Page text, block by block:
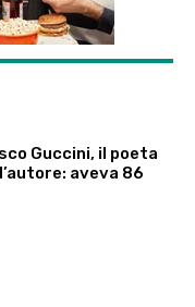
Guccini, il poeta
aveva 86